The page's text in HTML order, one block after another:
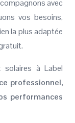
avec
vos besoins,
la plus adaptée
solaires à Label
professionnel,
performances